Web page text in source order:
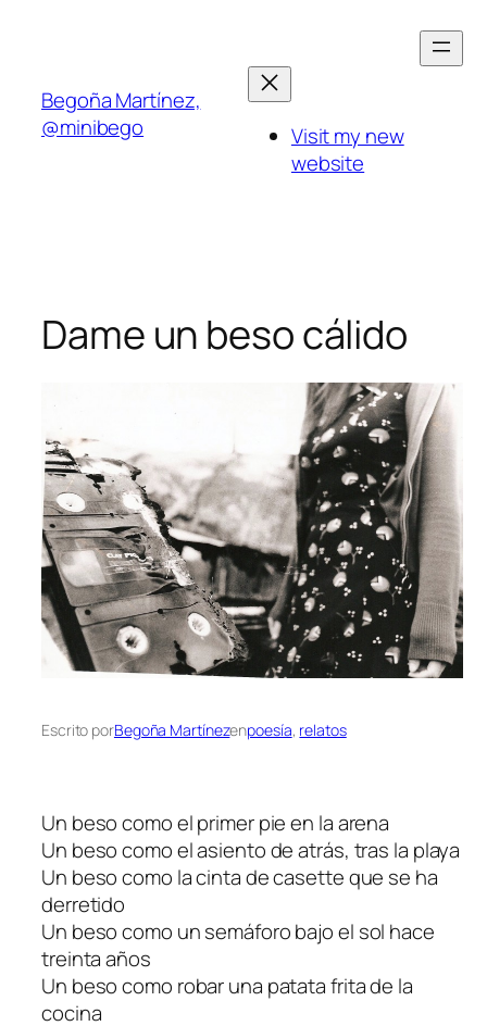
Begoña Martínez,
@minibego
Visit my new
website
Dame un beso cálido
Escrito porBegoña Martínezenpoesía, relatos
Un beso como el primer pie en la arena
Un beso como el asiento de atrás, tras la playa
Un beso como la cinta de casette que se ha
derretido
Un beso como un semáforo bajo el sol hace
treinta años
Un beso como robar una patata frita de la
cocina